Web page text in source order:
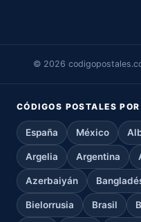
© 2026
CÓDIGOS POSTALES
España México
Argelia Argentina
Azerbaiyán
Bielorrusia Brasil